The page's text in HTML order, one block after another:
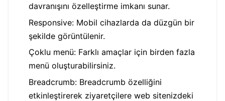
davranışını özelleştirme imkanı sunar.
Responsive: Mobil cihazlarda da düzgün bir
şekilde görüntülenir.
Çoklu menü: Farklı amaçlar için birden fazla
menü oluşturabilirsiniz.
Breadcrumb: Breadcrumb özelliğini
etkinleştirerek ziyaretçilere web sitenizdeki